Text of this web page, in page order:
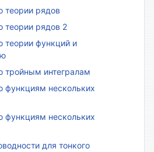
теории рядов
теории рядов 2
теории функций и
тройным интегралам
функциям нескольких
функциям нескольких
для тонкого